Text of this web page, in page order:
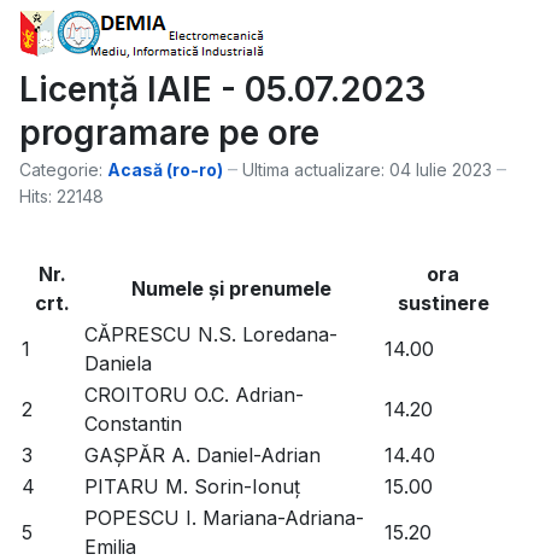
Licență IAIE - 05.07.2023
programare pe ore
Categorie: Acasă (ro-ro)
Ultima actualizare: 04 Iulie 2023
Hits: 22148
Nr.
crt.
Numele şi prenumele
ora
sustinere
1
CĂPRESCU N.S. Loredana-
Daniela
14.00
2
CROITORU O.C. Adrian-
Constantin
14.20
3
GAȘPĂR A. Daniel-Adrian
14.40
4
PITARU M. Sorin-Ionuț
15.00
5
POPESCU I. Mariana-Adriana-
Emilia
15.20